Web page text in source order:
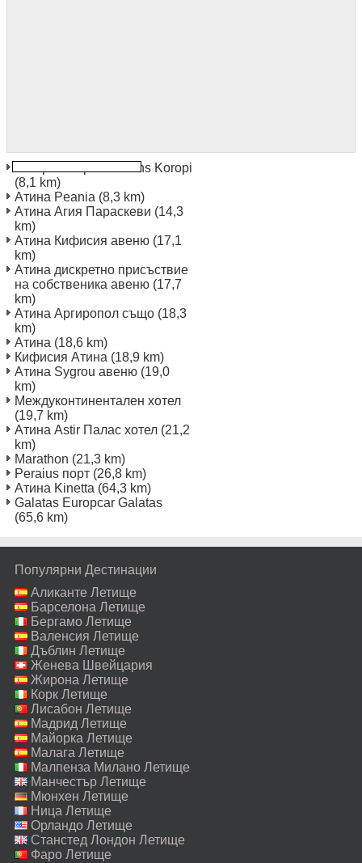
Koropi Europcar Athens Koropi
(8,1 km)
Атина Peania (8,3 km)
Атина Агия Параскеви (14,3
km)
Атина Кифисия авеню (17,1
km)
Атина дискретно присъствие
на собственика авеню (17,7
km)
Атина Аргиропол също (18,3
km)
Атина (18,6 km)
Кифисия Атина (18,9 km)
Атина Sygrou авеню (19,0
km)
Междуконтинентален хотел
(19,7 km)
Атина Astir Палас хотел (21,2
km)
Marathon (21,3 km)
Peraius порт (26,8 km)
Атина Kinetta (64,3 km)
Galatas Europcar Galatas
(65,6 km)
Популярни Дестинации
Аликанте Летище
Барселона Летище
Бергамо Летище
Валенсия Летище
Дъблин Летище
Женева Швейцария
Летище
Жирона Летище
Корк Летище
Лисабон Летище
Мадрид Летище
Майорка Летище
Малага Летище
Малпенза Милано Летище
Манчестър Летище
Мюнхен Летище
Ница Летище
Орландо Летище
Станстед Лондон Летище
Фаро Летище